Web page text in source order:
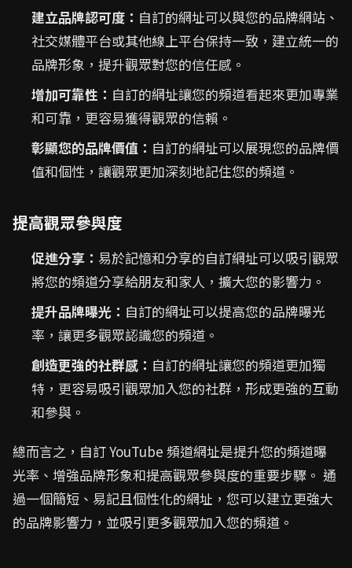
建立品牌認可度： 自訂的網址可以與您的品牌網站、
社交媒體平台或其他線上平台保持一致，建立統一的
品牌形象，提升觀眾對您的信任感。
增加可靠性： 自訂的網址讓您的頻道看起來更加專業
和可靠，更容易獲得觀眾的信賴。
彰顯您的品牌價值： 自訂的網址可以展現您的品牌價
值和個性，讓觀眾更加深刻地記住您的頻道。
提高觀眾參與度
促進分享： 易於記憶和分享的自訂網址可以吸引觀眾
將您的頻道分享給朋友和家人，擴大您的影響力。
提升品牌曝光： 自訂的網址可以提高您的品牌曝光
率，讓更多觀眾認識您的頻道。
創造更強的社群感： 自訂的網址讓您的頻道更加獨
特，更容易吸引觀眾加入您的社群，形成更強的互動
和參與。
總而言之，自訂 YouTube 頻道網址是提升您的頻道曝
光率、增強品牌形象和提高觀眾參與度的重要步驟。 通
過一個簡短、易記且個性化的網址，您可以建立更強大
的品牌影響力，並吸引更多觀眾加入您的頻道。